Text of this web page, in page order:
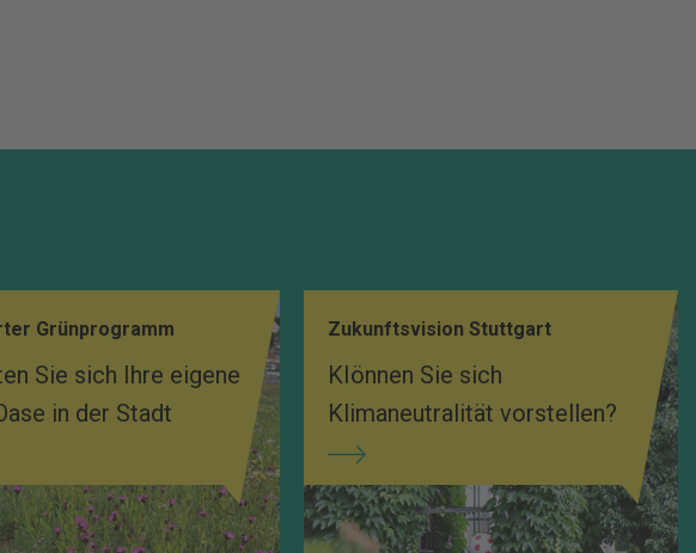
Grünprogramm
Sie sich Ihre eigene
in der Stadt
Zukunftsvision Stuttgart
KIönnen Sie sich
Klimaneutralität vorstellen?